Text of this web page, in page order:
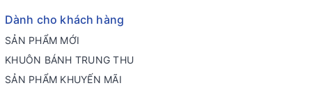
Dành cho khách hàng
SẢN PHẨM MỚI
KHUÔN BÁNH TRUNG THU
SẢN PHẨM KHUYẾN MÃI